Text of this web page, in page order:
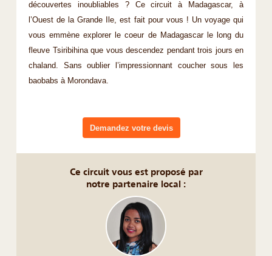
découvertes inoubliables ? Ce circuit à Madagascar, à
l’Ouest de la Grande Ile, est fait pour vous ! Un voyage qui
vous emmène explorer le coeur de Madagascar le long du
fleuve Tsiribihina que vous descendez pendant trois jours en
chaland. Sans oublier l’impressionnant coucher sous les
baobabs à Morondava.
Demandez votre devis
Ce circuit vous est proposé par
notre partenaire local :